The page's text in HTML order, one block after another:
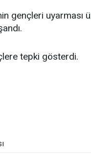
gençleri uyarması
tepki gösterdi.